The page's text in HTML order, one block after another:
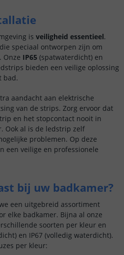
is veiligheid essentieel.
speciaal ontworpen zijn om
Onze IP65 (spatwaterdicht) en
bieden een veilige oplossing
bad.
aandacht aan elektrische
van de strips. Zorg ervoor dat
en het stopcontact nooit in
Ook al is de ledstrip zelf
problemen. Op deze
een veilige en professionele
bij uw badkamer?
een uitgebreid assortiment
elke badkamer. Bijna al onze
soorten per kleur en
en IP67 (volledig waterdicht).
per kleur: